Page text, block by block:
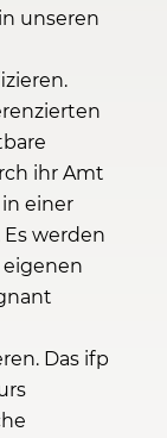
unseren
ihr Amt
einer
werden
eigenen
Das ifp